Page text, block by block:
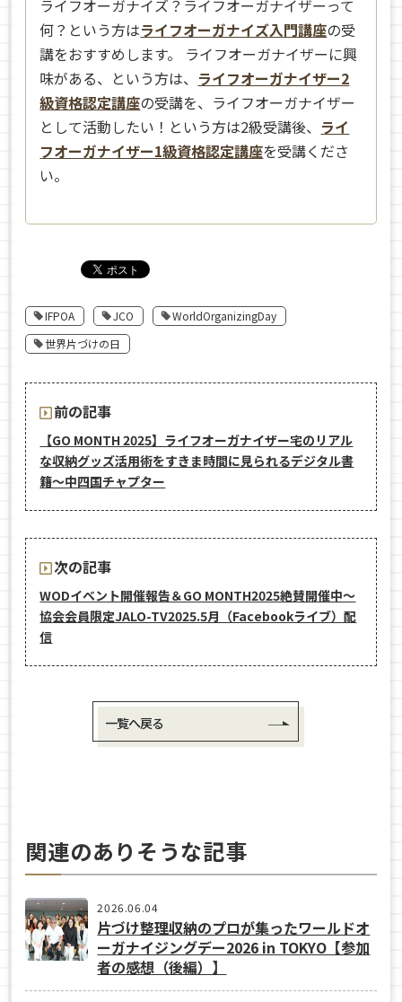
ライフオーガナイズ？ライフオーガナイザーって
何？という方はライフオーガナイズ入門講座の受
講をおすすめします。 ライフオーガナイザーに興
味がある、という方は、 ライフオーガナイザー2
級資格認定講座の受講を、ライフオーガナイザー
として活動したい！という方は2級受講後、 ライ
フオーガナイザー1級資格認定講座を受講くださ
い。
IFPOA JCO
WorldOrganizingDay
世界片づけの日
前の記事
【GO MONTH 2025】ライフオーガナイザー宅のリアル
な収納グッズ活用術をすきま時間に見られるデジタル書
籍～中四国チャプター
次の記事
WODイベント開催報告＆GO MONTH2025絶賛開催中〜
協会会員限定JALO-TV2025.5月（Facebookライブ）配
信
一覧へ戻る
関連のありそうな記事
2026.06.04
片づけ整理収納のプロが集ったワールドオ
ーガナイジングデー2026 in TOKYO【参加
者の感想（後編）】